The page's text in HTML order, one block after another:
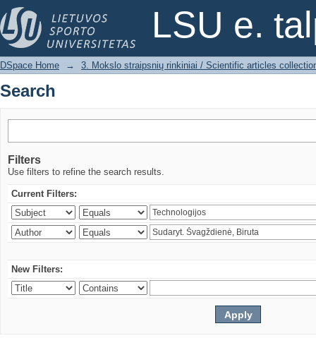
LSU e.
Search
DSpace Home → 3. Mokslo straipsnių rinkiniai / Scientific articles
Search
Filters
Use filters to refine the search results.
Current Filters:
New Filters: